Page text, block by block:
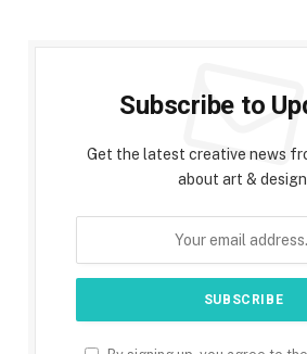
Subscribe to
Get the latest creative news
about art &